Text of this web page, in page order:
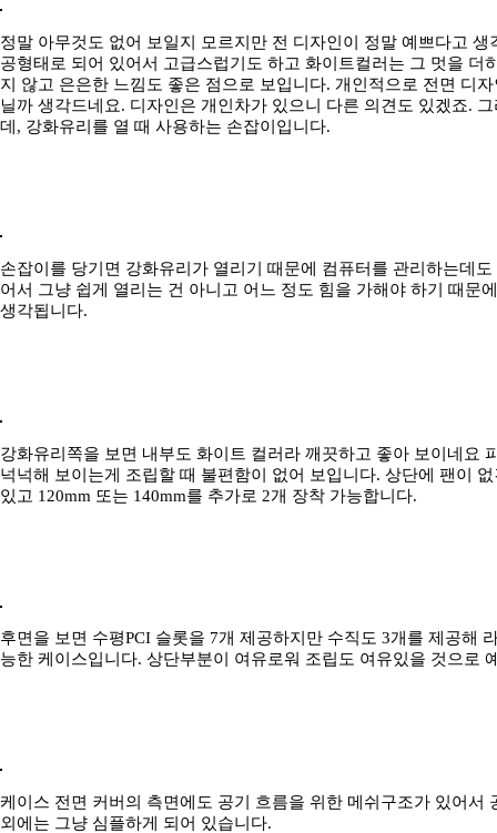
정말 아무것도 없어 보일지 모르지만 전 디자인이 정말 예쁘다고
공형태로 되어 있어서 고급스럽기도 하고 화이트컬러는 그 멋을 더
지 않고 은은한 느낌도 좋은 점으로 보입니다. 개인적으로 전면 디
닐까 생각드네요. 디자인은 개인차가 있으니 다른 의견도 있겠죠.
데, 강화유리를 열 때 사용하는 손잡이입니다.
손잡이를 당기면 강화유리가 열리기 때문에 컴퓨터를 관리하는데
어서 그냥 쉽게 열리는 건 아니고 어느 정도 힘을 가해야 하기 때문
생각됩니다.
강화유리쪽을 보면 내부도 화이트 컬러라 깨끗하고 좋아 보이네요
넉넉해 보이는게 조립할 때 불편함이 없어 보입니다. 상단에 팬이
있고 120mm 또는 140mm를 추가로 2개 장착 가능합니다.
후면을 보면 수평PCI 슬롯을 7개 제공하지만 수직도 3개를 제공해
능한 케이스입니다. 상단부분이 여유로워 조립도 여유있을 것으로
케이스 전면 커버의 측면에도 공기 흐름을 위한 메쉬구조가 있어서
외에는 그냥 심플하게 되어 있습니다.